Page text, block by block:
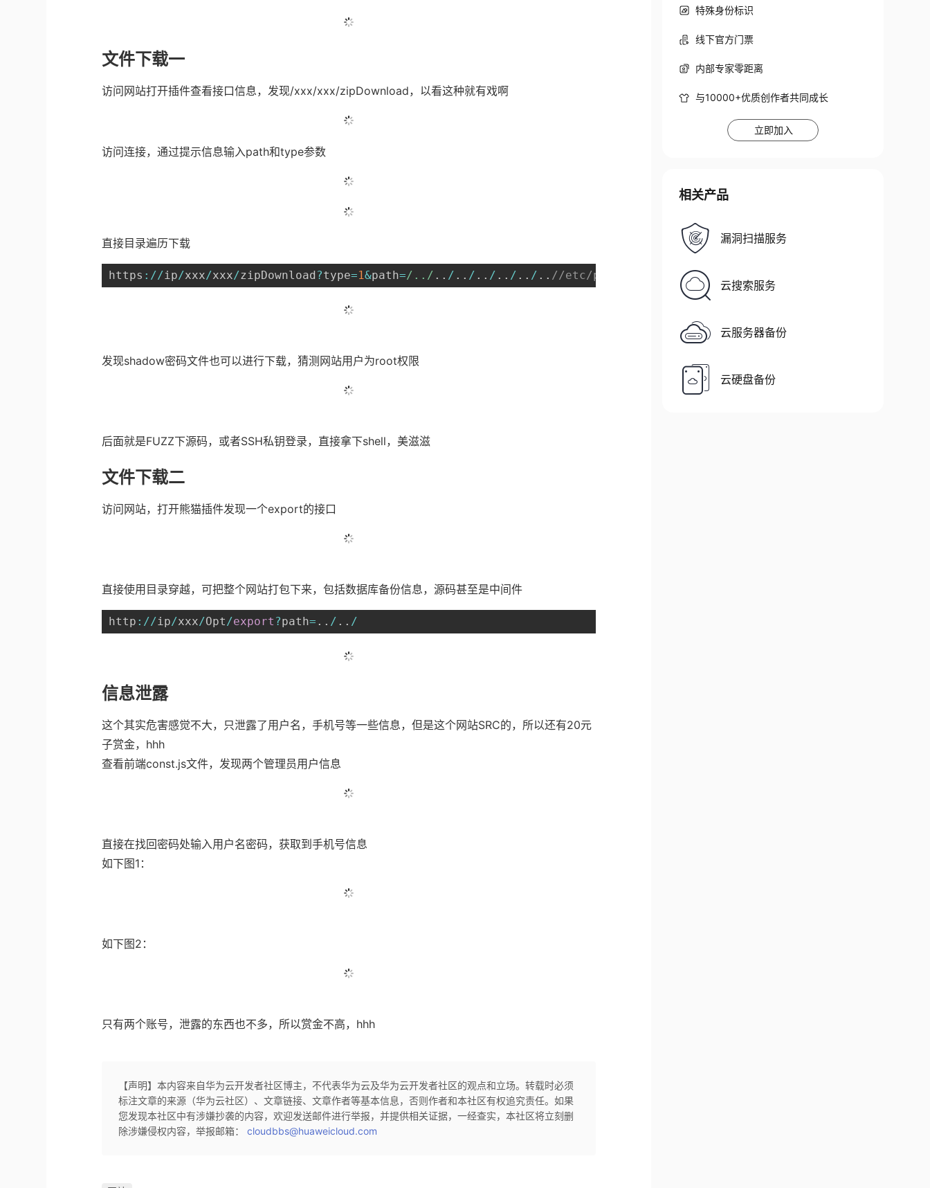
文件下载一
访问网站打开插件查看接口信息，发现/xxx/xxx/zipDownload，以看这种就有戏啊
访问连接，通过提示信息输入path和type参数
直接目录遍历下载
https : //ip/xxx/xxx/zipDownload ?type=1&path=/ .. / . . / . . / . . / . . / . . / . . //etc/passwd
发现shadow密码文件也可以进行下载，猜测网站用户为root权限
后面就是FUZZ下源码，或者SSH私钥登录，直接拿下shell，美滋滋
文件下载二
访问网站，打开熊猫插件发现一个export的接口
直接使用目录穿越，可把整个网站打包下来，包括数据库备份信息，源码甚至是中间件
http : //ip/xxx/Opt/export ?path= . . / . . /
信息泄露
这个其实危害感觉不大，只泄露了用户名，手机号等一些信息，但是这个网站SRC的，所以还有20元
子赏金，hhh
查看前端const.js文件，发现两个管理员用户信息
直接在找回密码处输入用户名密码，获取到手机号信息
如下图1：
如下图2：
只有两个账号，泄露的东西也不多，所以赏金不高，hhh
【声明】本内容来自华为云开发者社区博主，不代表华为云及华为云开发者社区的观点和立场。转载时必须
标注文章的来源（华为云社区）、文章链接、文章作者等基本信息，否则作者和本社区有权追究责任。如果
您发现本社区中有涉嫌抄袭的内容，欢迎发送邮件进行举报，并提供相关证据，一经查实，本社区将立刻删
除涉嫌侵权内容，举报邮箱：cloudbbs@huaweicloud.com
特殊身份标识
线下官方门票
内部专家零距离
与10000+优质创作者共同成长
立即加入
相关产品
漏洞扫描服务
云搜索服务
云服务器备份
云硬盘备份